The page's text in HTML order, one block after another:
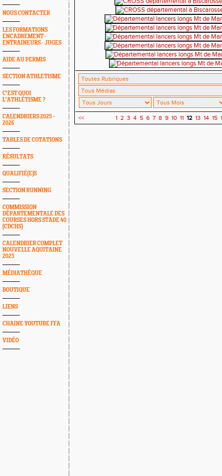
NOUS CONTACTER
LES FORMATIONS
ENCADREMENT -
ENTRAINEURS - JUGES
AIDE AU PERMIS
SECTION ATHLETISME
C'EST QUOI
L'ATHLÉTISME ?
CALENDRIERS 2025 -
2026
TABLES DE COTATIONS
RÉSULTATS
QUALIFIÉ(E)S
SECTION RUNNING
COMMISSION
DÉPARTEMENTALE DES
COURSES HORS STADE 40
(CDCHS)
CALENDRIER COMPLET
NOUVELLE AQUITAINE
2023
MÉDIATHÈQUE
BOUTIQUE
LIENS
CHAINE YOUTUBE FFA
VIDÉO
<< 1 2 3 4 5 6 7 8 9 10 11 12 13 14 15